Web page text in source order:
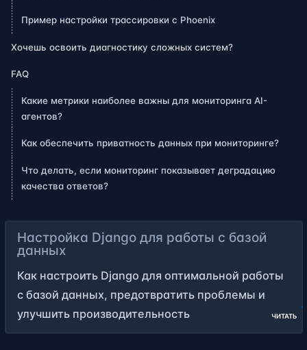
Пример настройки трассировки с Phoenix
Хочешь освоить диагностику сложных систем?
FAQ
Какие метрики наиболее важны для мониторинга AI-
агентов?
Как обеспечить приватность данных при мониторинге?
Что делать, если мониторинг показывает деградацию
качества ответов?
ЧИТАТЬ
Настройка Django для работы с базой
данных
Как настроить Django для оптимальной работы
с базой данных, предотвратить проблемы и
улучшить производительность